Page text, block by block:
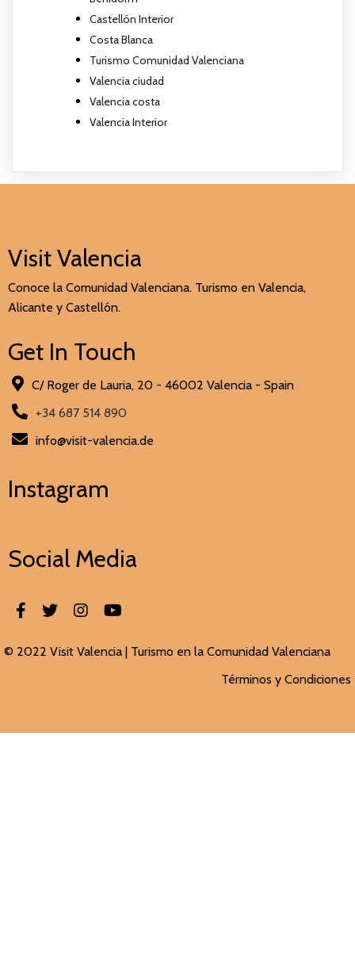
Castellón Interior
Costa Blanca
Turismo Comunidad Valenciana
Valencia ciudad
Valencia costa
Valencia Interior
Visit Valencia
Conoce la Comunidad Valenciana. Turismo en Valencia,
Alicante y Castellón.
Get In Touch
C/ Roger de Lauria, 20 - 46002 Valencia - Spain
+34 687 514 890
info@visit-valencia.de
Instagram
Social Media
© 2022 Visit Valencia | Turismo en la Comunidad Valenciana
Términos y Condiciones